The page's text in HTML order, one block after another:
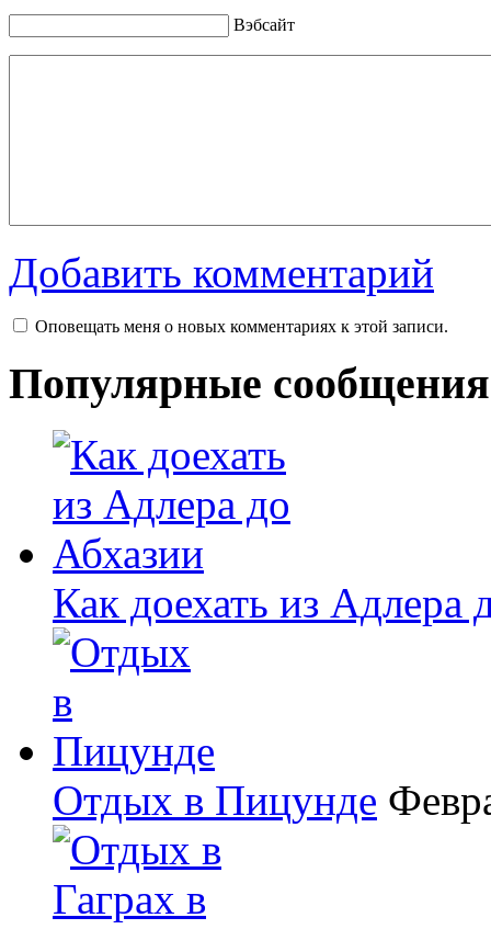
Вэбсайт
Добавить комментарий
Оповещать меня о новых комментариях к этой записи.
Популярные сообщения
Как доехать из Адлера
Отдых в Пицунде